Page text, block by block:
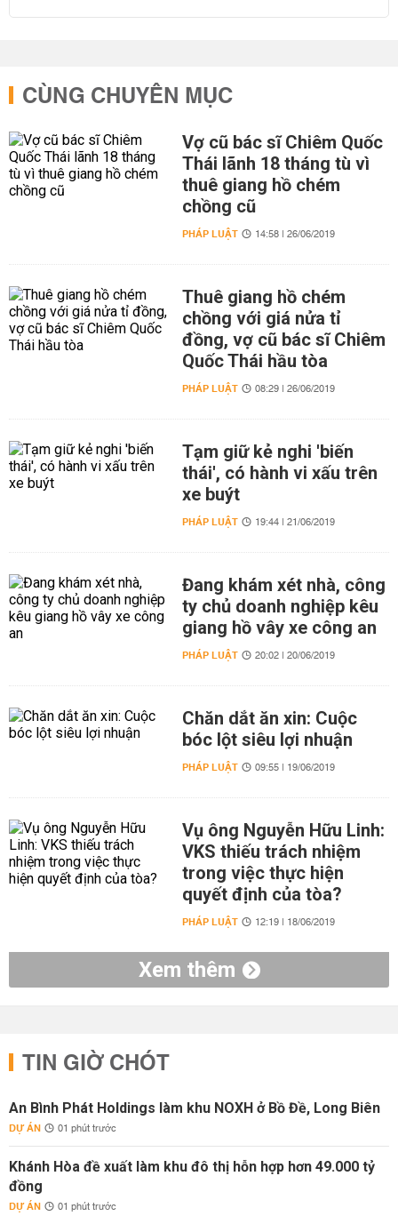
CÙNG CHUYÊN MỤC
Vợ cũ bác sĩ Chiêm Quốc
Thái lãnh 18 tháng tù vì
thuê giang hồ chém
chồng cũ
PHÁP LUẬT 14:58 | 26/06/2019
Thuê giang hồ chém
chồng với giá nửa tỉ
đồng, vợ cũ bác sĩ Chiêm
Quốc Thái hầu tòa
PHÁP LUẬT 08:29 | 26/06/2019
Tạm giữ kẻ nghi 'biến
thái', có hành vi xấu trên
xe buýt
PHÁP LUẬT 19:44 | 21/06/2019
Đang khám xét nhà, công
ty chủ doanh nghiệp kêu
giang hồ vây xe công an
PHÁP LUẬT 20:02 | 20/06/2019
Chăn dắt ăn xin: Cuộc
bóc lột siêu lợi nhuận
PHÁP LUẬT 09:55 | 19/06/2019
Vụ ông Nguyễn Hữu Linh:
VKS thiếu trách nhiệm
trong việc thực hiện
quyết định của tòa?
PHÁP LUẬT 12:19 | 18/06/2019
Xem thêm
TIN GIỜ CHÓT
An Bình Phát Holdings làm khu NOXH ở Bồ Đề, Long Biên
DỰ ÁN 01 phút trước
Khánh Hòa đề xuất làm khu đô thị hỗn hợp hơn 49.000 tỷ
đồng
DỰ ÁN 01 phút trước